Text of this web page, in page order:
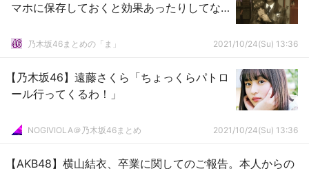
マホに保存しておくと効果あったりしてな…
乃木坂46まとめの「ま」 2021/10/24(Su) 13:36
【乃木坂46】遠藤さくら「ちょっくらパトロ
ール行ってくるわ！」
NOGIVIOLA＠乃木坂46まとめ 2021/10/24(Su) 13:36
【AKB48】横山結衣、卒業に関してのご報告。本人からの